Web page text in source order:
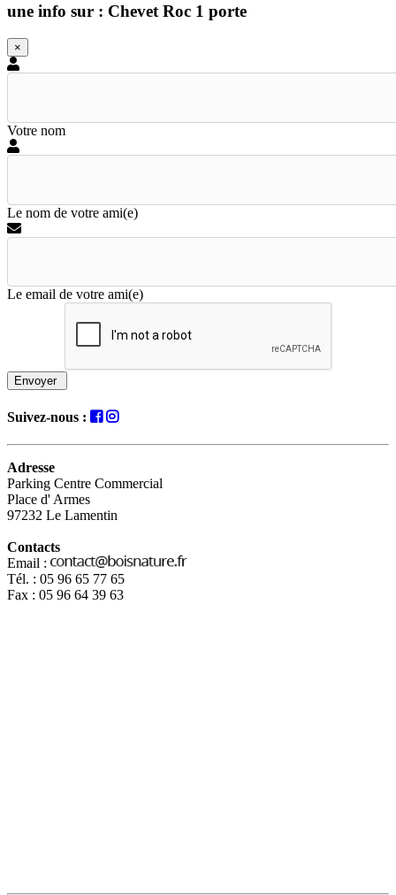
une info sur : Chevet Roc 1 porte
×
Votre nom
Le nom de votre ami(e)
Le email de votre ami(e)
Envoyer
Suivez-nous :
Adresse
Parking Centre Commercial
Place d' Armes
97232 Le Lamentin
Contacts
Email :
Tél. : 05 96 65 77 65
Fax : 05 96 64 39 63